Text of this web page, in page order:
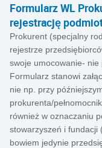
Formularz WL
rejestrację
Prokurent (specjalny
rejestrze
swoje umocowanie- nie
Formularz stanowi
nie np. przy
prokurenta/
również w oznaczaniu
stowarzyszeń i fundacji
bowiem jedynie